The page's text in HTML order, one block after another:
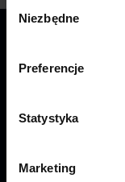
zgody
Niezbędne
Preferencje
Statystyka
Marketing
w Warszawie